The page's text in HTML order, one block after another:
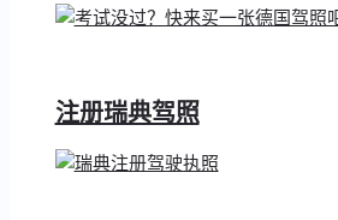
注册瑞典驾照